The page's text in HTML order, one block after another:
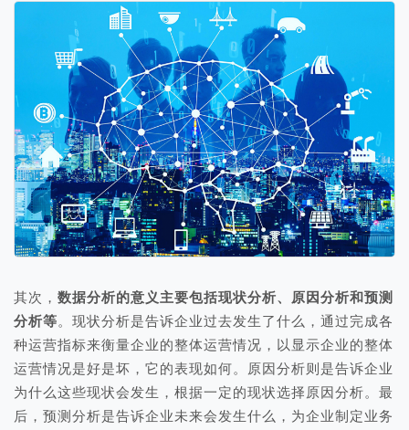
其次， 数据分析的意义主要包括现状分析、原因分析和预测
分析等。现状分析是告诉企业过去发生了什么，通过完成各
种运营指标来衡量企业的整体运营情况，以显示企业的整体
运营情况是好是坏，它的表现如何。原因分析则是告诉企业
为什么这些现状会发生，根据一定的现状选择原因分析。最
后，预测分析是告诉企业未来会发生什么，为企业制定业务